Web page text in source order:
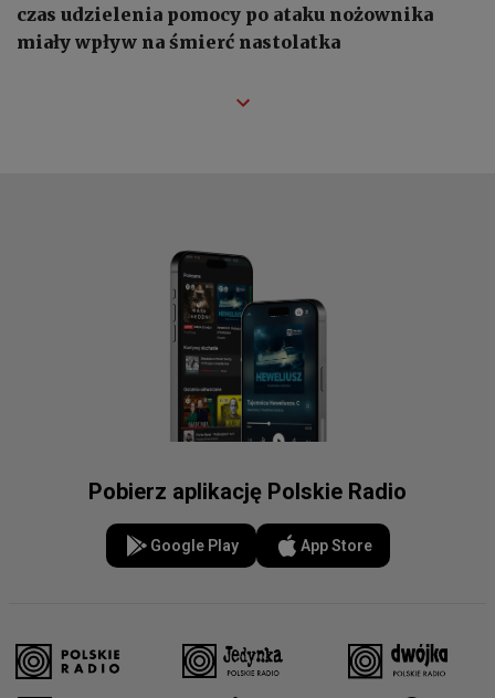
czas udzielenia pomocy po ataku nożownika
miały wpływ na śmierć nastolatka
Pobierz aplikację Polskie Radio
Google Play App Store